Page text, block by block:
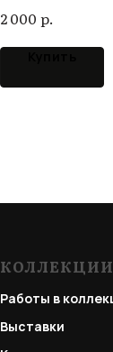
2 000 р.
Работы в
Выставки